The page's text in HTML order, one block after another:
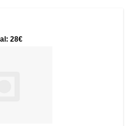
28€